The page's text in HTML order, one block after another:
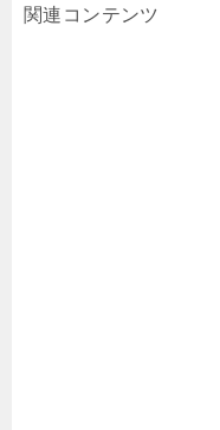
関連コンテンツ